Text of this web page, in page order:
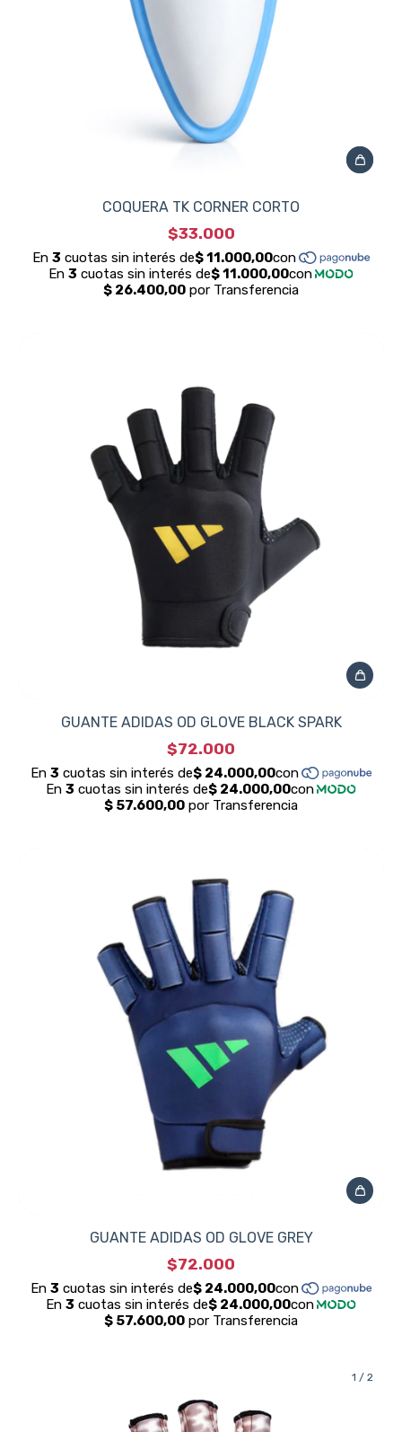
COQUERA TK CORNER CORTO
$33.000
GUANTE ADIDAS OD GLOVE BLACK SPARK
$72.000
GUANTE ADIDAS OD GLOVE GREY
$72.000
1 / 2